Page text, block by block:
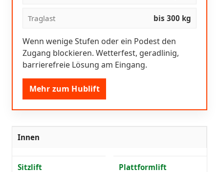
Traglast bis 300 kg
Wenn wenige Stufen oder ein Podest den
Zugang blockieren. Wetterfest, geradlinig,
barrierefreie Lösung am Eingang.
Mehr zum Hublift
Innen
Sitzlift Plattformlift